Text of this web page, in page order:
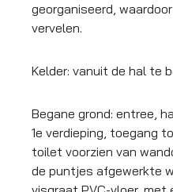
georganiseerd,
vervelen.
Kelder: vanuit de hal te
Begane grond: entree,
1e verdieping, toegang
toilet voorzien van
de puntjes afgewerkte